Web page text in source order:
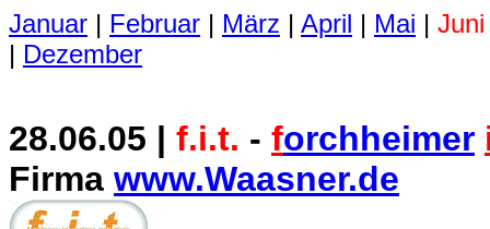
Januar | Februar | März | April | Mai | Juni
| Dezember
28.06.05 | f.i.t. - forchheimer
Firma www.Waasner.de